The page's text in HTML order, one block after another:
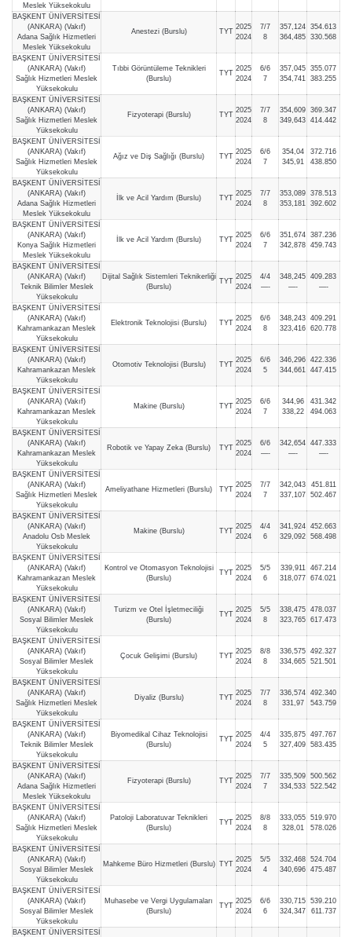
Meslek Yüksekokulu
BAŞKENT ÜNİVERSİTESİ
(ANKARA) (Vakıf)
Adana Sağlık Hizmetleri
Meslek Yüksekokulu
Anestezi (Burslu) TYT
2025
2024
7/7
8
357,124
364,485
354.613
330.568
BAŞKENT ÜNİVERSİTESİ
(ANKARA) (Vakıf)
Sağlık Hizmetleri Meslek
Yüksekokulu
Tıbbi Görüntüleme Teknikleri
(Burslu)
TYT
2025
2024
6/6
7
357,045
354,741
355.077
383.255
BAŞKENT ÜNİVERSİTESİ
(ANKARA) (Vakıf)
Sağlık Hizmetleri Meslek
Yüksekokulu
Fizyoterapi (Burslu) TYT
2025
2024
7/7
8
354,609
349,643
369.347
414.442
BAŞKENT ÜNİVERSİTESİ
(ANKARA) (Vakıf)
Sağlık Hizmetleri Meslek
Yüksekokulu
Ağız ve Diş Sağlığı (Burslu) TYT
2025
2024
6/6
7
354,04
345,91
372.716
438.850
BAŞKENT ÜNİVERSİTESİ
(ANKARA) (Vakıf)
Adana Sağlık Hizmetleri
Meslek Yüksekokulu
İlk ve Acil Yardım (Burslu) TYT
2025
2024
7/7
8
353,089
353,181
378.513
392.602
BAŞKENT ÜNİVERSİTESİ
(ANKARA) (Vakıf)
Konya Sağlık Hizmetleri
Meslek Yüksekokulu
İlk ve Acil Yardım (Burslu) TYT
2025
2024
6/6
7
351,674
342,878
387.236
459.743
BAŞKENT ÜNİVERSİTESİ
(ANKARA) (Vakıf)
Teknik Bilimler Meslek
Yüksekokulu
Dijital Sağlık Sistemleri Teknikerliği
(Burslu)
TYT
2025
2024
4/4
—-
348,245
—-
409.283
—-
BAŞKENT ÜNİVERSİTESİ
(ANKARA) (Vakıf)
Kahramankazan Meslek
Yüksekokulu
Elektronik Teknolojisi (Burslu) TYT
2025
2024
6/6
8
348,243
323,416
409.291
620.778
BAŞKENT ÜNİVERSİTESİ
(ANKARA) (Vakıf)
Kahramankazan Meslek
Yüksekokulu
Otomotiv Teknolojisi (Burslu) TYT
2025
2024
6/6
5
346,296
344,661
422.336
447.415
BAŞKENT ÜNİVERSİTESİ
(ANKARA) (Vakıf)
Kahramankazan Meslek
Yüksekokulu
Makine (Burslu) TYT
2025
2024
6/6
7
344,96
338,22
431.342
494.063
BAŞKENT ÜNİVERSİTESİ
(ANKARA) (Vakıf)
Kahramankazan Meslek
Yüksekokulu
Robotik ve Yapay Zeka (Burslu) TYT
2025
2024
6/6
—-
342,654
—-
447.333
—-
BAŞKENT ÜNİVERSİTESİ
(ANKARA) (Vakıf)
Sağlık Hizmetleri Meslek
Yüksekokulu
Ameliyathane Hizmetleri (Burslu) TYT
2025
2024
7/7
7
342,043
337,107
451.811
502.467
BAŞKENT ÜNİVERSİTESİ
(ANKARA) (Vakıf)
Anadolu Osb Meslek
Yüksekokulu
Makine (Burslu) TYT
2025
2024
4/4
6
341,924
329,092
452.663
568.498
BAŞKENT ÜNİVERSİTESİ
(ANKARA) (Vakıf)
Kahramankazan Meslek
Yüksekokulu
Kontrol ve Otomasyon Teknolojisi
(Burslu)
TYT
2025
2024
5/5
6
339,911
318,077
467.214
674.021
BAŞKENT ÜNİVERSİTESİ
(ANKARA) (Vakıf)
Sosyal Bilimler Meslek
Yüksekokulu
Turizm ve Otel İşletmeciliği
(Burslu)
TYT
2025
2024
5/5
8
338,475
323,765
478.037
617.473
BAŞKENT ÜNİVERSİTESİ
(ANKARA) (Vakıf)
Sosyal Bilimler Meslek
Yüksekokulu
Çocuk Gelişimi (Burslu) TYT
2025
2024
8/8
8
336,575
334,665
492.327
521.501
BAŞKENT ÜNİVERSİTESİ
(ANKARA) (Vakıf)
Sağlık Hizmetleri Meslek
Yüksekokulu
Diyaliz (Burslu) TYT
2025
2024
7/7
8
336,574
331,97
492.340
543.759
BAŞKENT ÜNİVERSİTESİ
(ANKARA) (Vakıf)
Teknik Bilimler Meslek
Yüksekokulu
Biyomedikal Cihaz Teknolojisi
(Burslu)
TYT
2025
2024
4/4
5
335,875
327,409
497.767
583.435
BAŞKENT ÜNİVERSİTESİ
(ANKARA) (Vakıf)
Adana Sağlık Hizmetleri
Meslek Yüksekokulu
Fizyoterapi (Burslu) TYT
2025
2024
7/7
7
335,509
334,533
500.562
522.542
BAŞKENT ÜNİVERSİTESİ
(ANKARA) (Vakıf)
Sağlık Hizmetleri Meslek
Yüksekokulu
Patoloji Laboratuvar Teknikleri
(Burslu)
TYT
2025
2024
8/8
8
333,055
328,01
519.970
578.026
BAŞKENT ÜNİVERSİTESİ
(ANKARA) (Vakıf)
Sosyal Bilimler Meslek
Yüksekokulu
Mahkeme Büro Hizmetleri (Burslu) TYT
2025
2024
5/5
4
332,468
340,696
524.704
475.487
BAŞKENT ÜNİVERSİTESİ
(ANKARA) (Vakıf)
Sosyal Bilimler Meslek
Yüksekokulu
Muhasebe ve Vergi Uygulamaları
(Burslu)
TYT
2025
2024
6/6
6
330,715
324,347
539.210
611.737
BAŞKENT ÜNİVERSİTESİ